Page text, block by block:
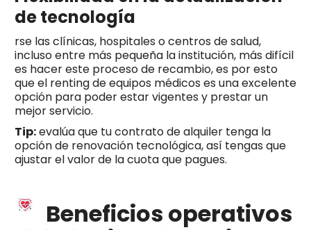
de tecnología
rse las clínicas, hospitales o centros de salud,
incluso entre más pequeña la institución, más difícil
es hacer este proceso de recambio, es por esto
que el renting de equipos médicos es una excelente
opción para poder estar vigentes y prestar un
mejor servicio.
Tip:evalúa que tu contrato de alquiler tenga la
opción de renovación tecnológica, así tengas que
ajustar el valor de la cuota que pagues.
Beneficios operativos